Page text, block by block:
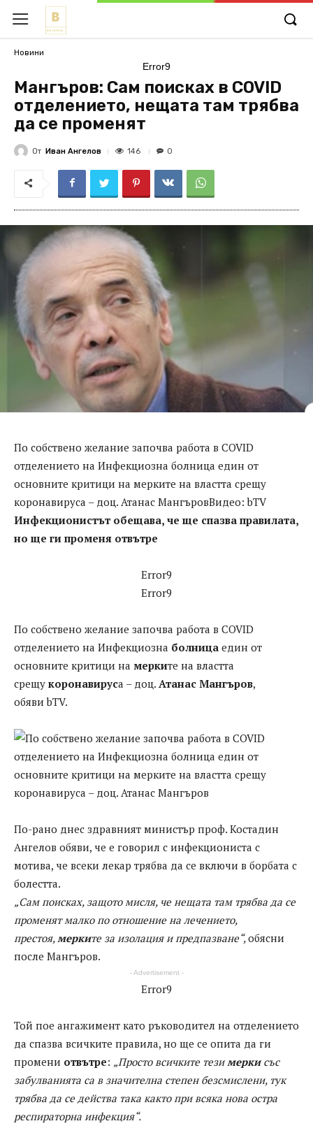
Новини
Error9
Мангъров: Сам поисках в COVID
отделението, нещата там трябва
да се променят
От Иван Ангелов 146 0
По собствено желание започва работа в COVID
отделението на Инфекциозна болница един от
основните критици на мерките на властта срещу
коронавируса – доц. Атанас МангъровВидео: bTV
Инфекционистът обещава, че ще спазва правилата,
но ще ги променя отвътре
Error9
Error9
По собствено желание започва работа в COVID
отделението на Инфекциозна болница един от
основните критици на мерките на властта
срещу коронавируса – доц. Атанас Мангъров,
обяви bTV.
По-рано днес здравният министър проф. Костадин
Ангелов обяви, че е говорил с инфекциониста с
мотива, че всеки лекар трябва да се включи в борбата с
болестта.
„Сам поисках, защото мисля, че нещата там трябва да се
променят малко по отношение на лечението,
престоя,мерките за изолация и предпазване“,обясни
после Мангъров.
- Advertisement -
Error9
Той пое ангажимент като ръководител на отделението
да спазва всичките правила, но ще се опита да ги
промени отвътре: „Просто всичките тезимеркисъс
забулванията са в значителна степен безсмислени, тук
трябва да се действа така както при всяка нова остра
респираторна инфекция“.